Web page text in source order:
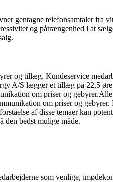
gentagne telefonsamtaler fra
og påtrængenhed i at
og tillæg. Kundeservice
A/S lægger et tillæg på 22,5
om priser og
om priser og
af disse temaer kan
den bedst mulige måde.
som venlige,